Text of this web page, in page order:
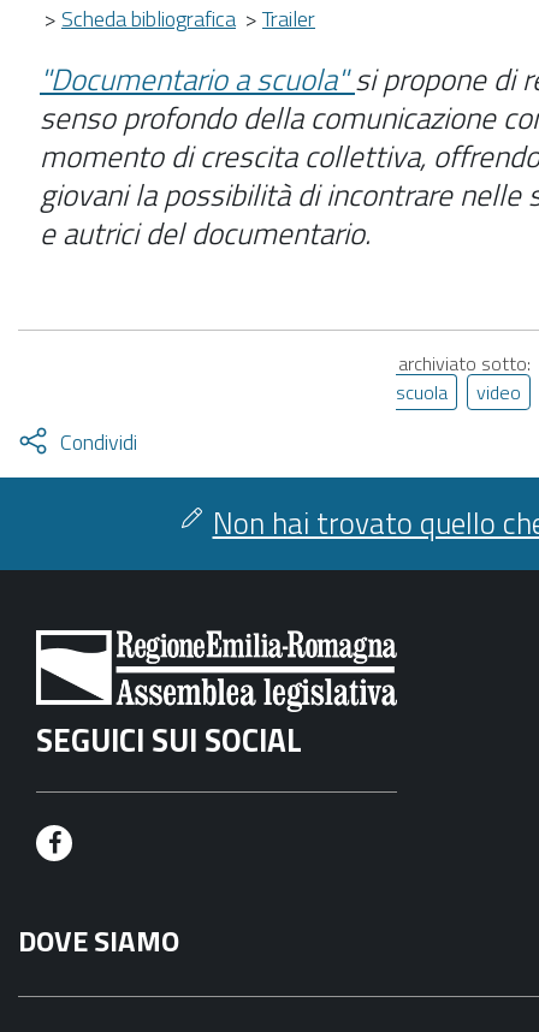
>Scheda bibliografica >Trailer
"Documentario a scuola"si propone di
senso profondo della comunicazione
momento di crescita collettiva,
giovani la possibilità di incontrare nelle
e autrici del documentario.
archiviato sotto:
scuola
video
Condividi
facebook
twitter
Attiva
condividi
Non hai trovato quello
SEGUICI SUI SOCIAL
F
c
e
DOVE SIAMO